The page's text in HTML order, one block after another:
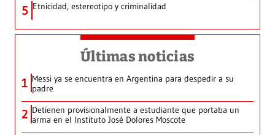
5 Etnicidad, estereotipo y criminalidad
Últimas noticias
1 Messi ya se encuentra en Argentina para despedir a su
padre
2 Detienen provisionalmente a estudiante que portaba un
arma en el Instituto José Dolores Moscote